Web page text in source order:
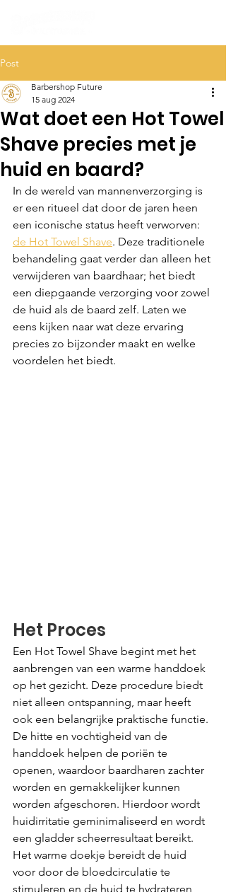
Post
Wat doet een Hot Towel
Shave precies met je
huid en baard?
Barbershop Future
15 aug 2024
In de wereld van mannenverzorging is
er een ritueel dat door de jaren heen
een iconische status heeft verworven:
de Hot Towel Shave. Deze traditionele
behandeling gaat verder dan alleen het
verwijderen van baardhaar; het biedt
een diepgaande verzorging voor zowel
de huid als de baard zelf. Laten we
eens kijken naar wat deze ervaring
precies zo bijzonder maakt en welke
voordelen het biedt.
Het Proces
Een Hot Towel Shave begint met het
aanbrengen van een warme handdoek
op het gezicht. Deze procedure biedt
niet alleen ontspanning, maar heeft
ook een belangrijke praktische functie.
De hitte en vochtigheid van de
handdoek helpen de poriën te
openen, waardoor baardharen zachter
worden en gemakkelijker kunnen
worden afgeschoren. Hierdoor wordt
huidirritatie geminimaliseerd en wordt
een gladder scheerresultaat bereikt.
Het warme doekje bereidt de huid
voor door de bloedcirculatie te
stimuleren en de huid te hydrateren,